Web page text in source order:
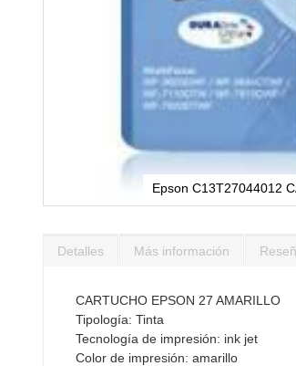
Epson C13T27044012
comienzo
galería
imágenes
Detalles
CARTUCHO EPSON 27 AMARILLO
Tipología: Tinta
Tecnología de impresión: ink jet
Color de impresión: amarillo
Más información